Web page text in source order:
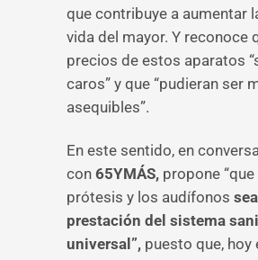
que contribuye a aumentar
vida del mayor. Y reconoce
precios de estos aparatos
caros” y que “pudieran ser
asequibles”.
En este sentido, en
con 65YMÁS, propone “que
prótesis y los audífonos
prestación del sistema
universal”, puesto que, hoy